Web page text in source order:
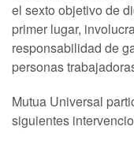
el sexto objetivo de
primer lugar,
responsabilidad de
personas
Mutua Universal
siguientes